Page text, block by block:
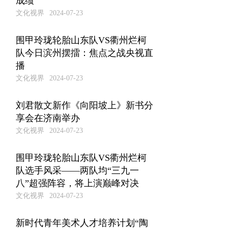
文化视界 2024-07-23
围甲玲珑轮胎山东队VS衢州烂柯
队今日滨州摆擂：焦点之战央视直
播
文化视界 2024-07-23
刘君散文新作《向阳坡上》新书分
享会在济南举办
文化视界 2024-07-23
围甲玲珑轮胎山东队VS衢州烂柯
队选手风采——两队均“三九一
八”超强阵容，将上演巅峰对决
文化视界 2024-07-23
新时代青年美术人才培养计划“陶